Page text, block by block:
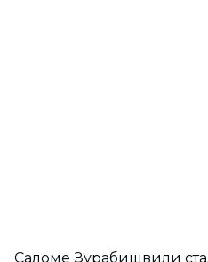
Саломе Зурабишвили